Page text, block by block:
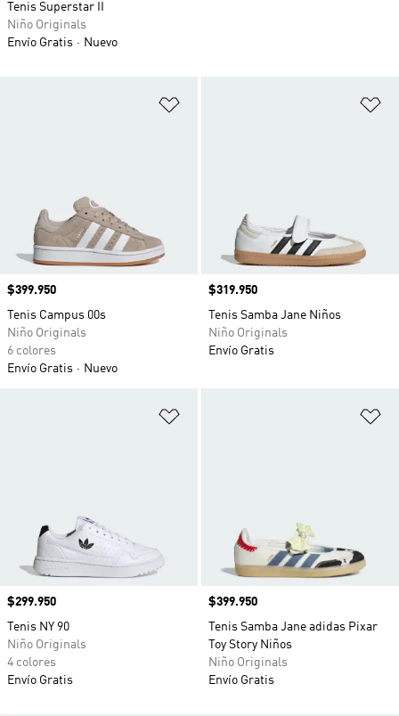
Precio
$399.950
Tenis Campus 00s
Niño Originals
6 colores
Envío Gratis
Nuevo
Precio
$319.950
Tenis Samba Jane Niños
Niño Originals
Envío Gratis
Precio
$299.950
Tenis NY 90
Niño Originals
4 colores
Envío Gratis
Precio
$399.950
Tenis Samba Jane adidas Pixar
Toy Story Niños
Niño Originals
Envío Gratis
Tenis Superstar II
Niño Originals
Envío Gratis
Nuevo